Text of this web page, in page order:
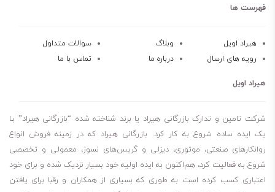
روغن گردشی باکیفیت بالا
تحمل فشار زیاد
عمر طولانی روغن
حفاظت بالا در برابر سایش و خوردگی
صرفه جویی در تعمیر قطعات
فهرست ها
هیراد اویل وبلاگ
سوالات متداول
رویه های ارسال
درباره ما تماس با ما
هیراد اویل
شرکت تامین و تدارک بازرگانی هیراد یا برند شناخته شده “بازرگانی هیراد” بـا
یک ایده ساده شروع به کار کرد. بازرگانی هیراد که در زمینه فروش انواع
روانکارهای صنعتی، موتوری، دیزلی و گریس‌های نسوز، معمولی و تخصصی
شروع به فعالیت کرد، هم‌اکنون به ایده اولیه خود بسیار نزدیک شده و برای خود
اعتباری کسب کرده است به طوری که بسیاری از همکاران و رقبا برای یافتن